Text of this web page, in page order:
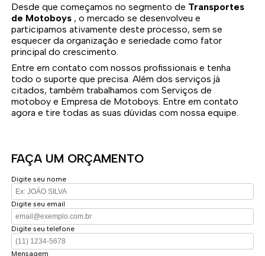
Desde que começamos no segmento de Transportes
de Motoboys , o mercado se desenvolveu e
participamos ativamente deste processo, sem se
esquecer da organização e seriedade como fator
principal do crescimento.
Entre em contato com nossos profissionais e tenha
todo o suporte que precisa. Além dos serviços já
citados, também trabalhamos com Serviços de
motoboy e Empresa de Motoboys. Entre em contato
agora e tire todas as suas dúvidas com nossa equipe.
FAÇA UM ORÇAMENTO
Digite seu nome
Digite seu email
Digite seu telefone
Mensagem